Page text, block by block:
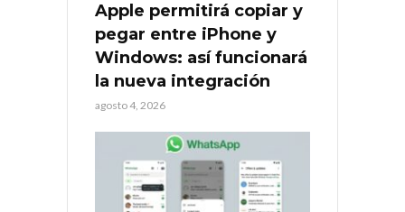
Apple permitirá copiar y
pegar entre iPhone y
Windows: así funcionará
la nueva integración
agosto 4, 2026